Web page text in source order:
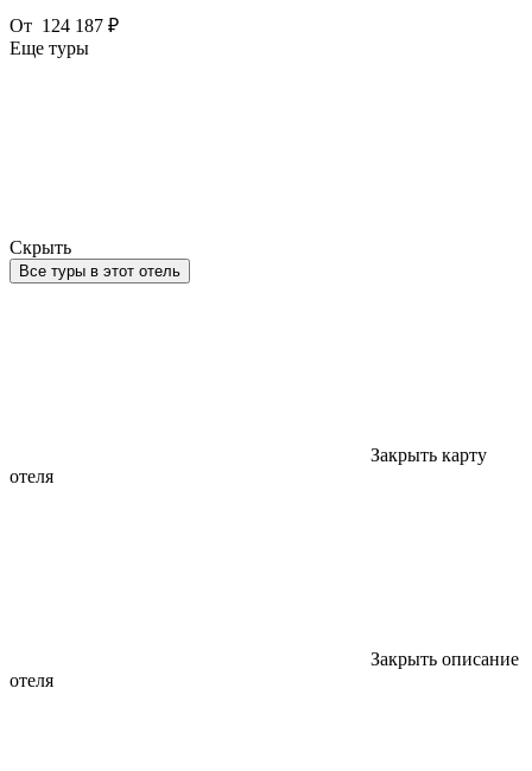
От 124 187 ₽
Еще туры
Скрыть
Все туры в этот отель
Закрыть карту
отеля
Закрыть описание
отеля